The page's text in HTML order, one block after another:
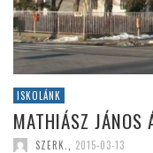
ISKOLÁNK
MATHIÁSZ JÁNOS
SZERK. 2015-03-13